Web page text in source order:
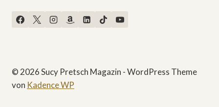
© 2026 Sucy Pretsch Magazin - WordPress Theme
von Kadence WP